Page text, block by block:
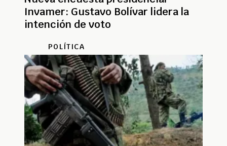
Invamer: Gustavo Bolívar lidera la
intención de voto
POLÍTICA